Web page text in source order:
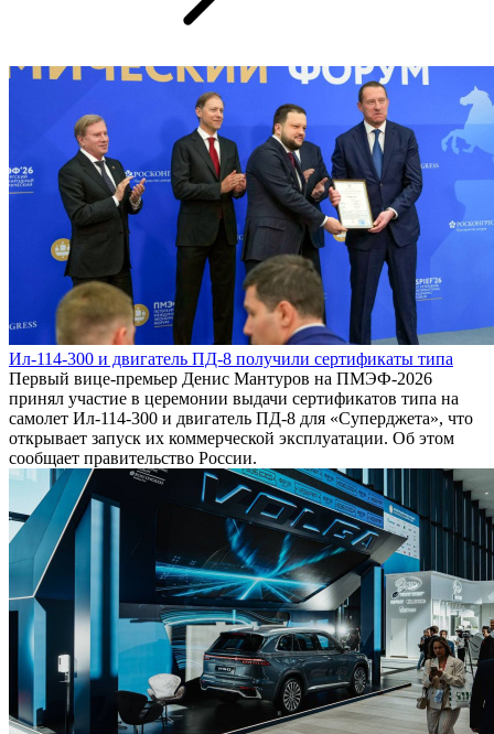
Ил-114-300 и двигатель ПД-8 получили сертификаты типа
Первый вице-премьер Денис Мантуров на ПМЭФ-2026
принял участие в церемонии выдачи сертификатов типа на
самолет Ил-114-300 и двигатель ПД-8 для «Суперджета», что
открывает запуск их коммерческой эксплуатации. Об этом
сообщает правительство России.